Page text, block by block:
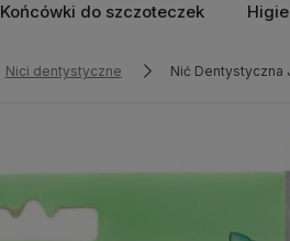
Końcówki do szczoteczek
Nici dentystyczne Nić Dentystyczna